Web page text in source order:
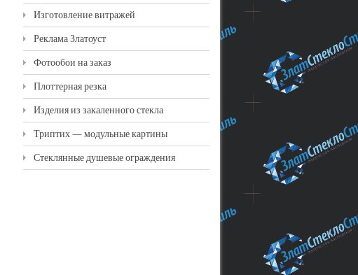
Изготовление витражей
Реклама Златоуст
Фотообои на заказ
Плоттерная резка
Изделия из закаленного стекла
Триптих — модульные картины
Стеклянные душевые ограждения